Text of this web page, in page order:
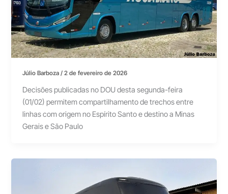
Júlio Barboza/2 de fevereiro de 2026
Decisões publicadas no DOU desta segunda-feira
(01/02) permitem compartilhamento de trechos entre
linhas com origem no Espírito Santo e destino a Minas
Gerais e São Paulo